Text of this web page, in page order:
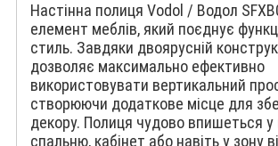
Настінна полиця Vodol / Водол
елемент меблів, який поєднує
стиль. Завдяки двоярусній
дозволяє максимально ефективно
використовувати вертикальний
створюючи додаткове місце для
декору. Полиця чудово впишеться у
спальню, кабінет або навіть у зону